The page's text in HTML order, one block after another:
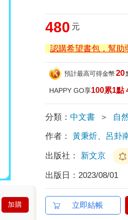
加購
480 元
認購希望書包，幫助
預計最高可得金幣 20
HAPPY GO享100累1點
分類： 中文書 ＞ 自
作者： 黃秉炘、呂卦
出版社： 新文京
出版日： 2023/08/01
立即結帳